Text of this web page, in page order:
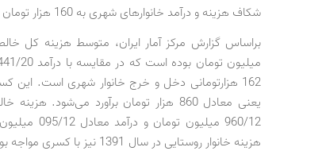
شکاف هزینه و درآمد خانوارهای شهری به 160 هزار تومان رسید
162 هزارتومانی دخل و خرج خانوار شهری است. این
960/12